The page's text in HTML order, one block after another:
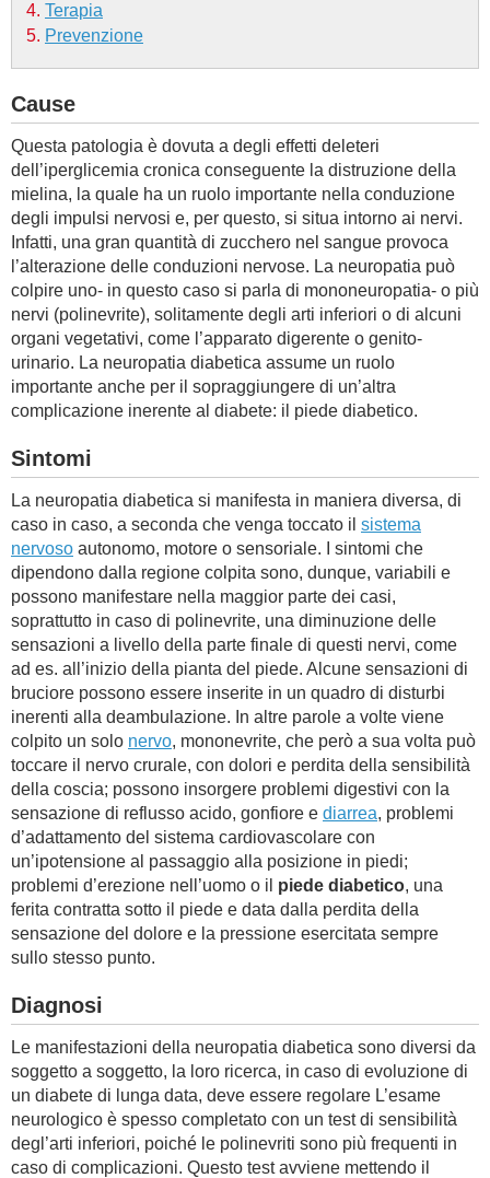
DIETA
FORUM
Terapia
Prevenzione
Cause
Questa patologia è dovuta a degli effetti deleteri
dell’iperglicemia cronica conseguente la distruzione della
mielina, la quale ha un ruolo importante nella conduzione
degli impulsi nervosi e, per questo, si situa intorno ai nervi.
Infatti, una gran quantità di zucchero nel sangue provoca
l’alterazione delle conduzioni nervose. La neuropatia può
colpire uno- in questo caso si parla di mononeuropatia- o più
nervi (polinevrite), solitamente degli arti inferiori o di alcuni
organi vegetativi, come l’apparato digerente o genito-
urinario. La neuropatia diabetica assume un ruolo
importante anche per il sopraggiungere di un’altra
complicazione inerente al diabete: il piede diabetico.
Sintomi
La neuropatia diabetica si manifesta in maniera diversa, di
caso in caso, a seconda che venga toccato il sistema
nervoso autonomo, motore o sensoriale. I sintomi che
dipendono dalla regione colpita sono, dunque, variabili e
possono manifestare nella maggior parte dei casi,
soprattutto in caso di polinevrite, una diminuzione delle
sensazioni a livello della parte finale di questi nervi, come
ad es. all’inizio della pianta del piede. Alcune sensazioni di
bruciore possono essere inserite in un quadro di disturbi
inerenti alla deambulazione. In altre parole a volte viene
colpito un solo nervo, mononevrite, che però a sua volta può
toccare il nervo crurale, con dolori e perdita della sensibilità
della coscia; possono insorgere problemi digestivi con la
sensazione di reflusso acido, gonfiore e diarrea, problemi
d’adattamento del sistema cardiovascolare con
un’ipotensione al passaggio alla posizione in piedi;
problemi d’erezione nell’uomo o il piede diabetico, una
ferita contratta sotto il piede e data dalla perdita della
sensazione del dolore e la pressione esercitata sempre
sullo stesso punto.
Diagnosi
Le manifestazioni della neuropatia diabetica sono diversi da
soggetto a soggetto, la loro ricerca, in caso di evoluzione di
un diabete di lunga data, deve essere regolare L’esame
neurologico è spesso completato con un test di sensibilità
degl’arti inferiori, poiché le polinevriti sono più frequenti in
caso di complicazioni. Questo test avviene mettendo il